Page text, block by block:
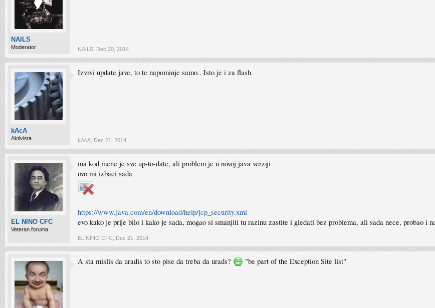
NAILS
Moderator NAILS Dec 20, 2014
kAcA
Aktivista
Izvrsi update jave, to te napominje samo.. Isto je i za flash
kAcA Dec 21, 2014
EL NINO CFC
Veteran foruma
ma kod mene je sve up-to-date, ali problem je u novoj java verziji
ovo mi izbaci sada
https://www.java.com/en/download/help/jcp_security.xml
evo kako je prije bilo i kako je sada, mogao si smanjiti tu razinu zastite i gledati bez problema, ali sada nece, probao i
EL NINO CFC Dec 21, 2014
A sta mislis da uradis to sto pise da treba da urads? "be part of the Exception Site list"